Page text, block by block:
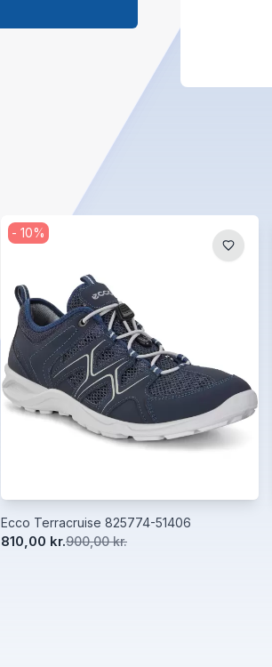
- 10%
Ecco Terracruise 825774-51406
810,00 kr.900,00 kr.